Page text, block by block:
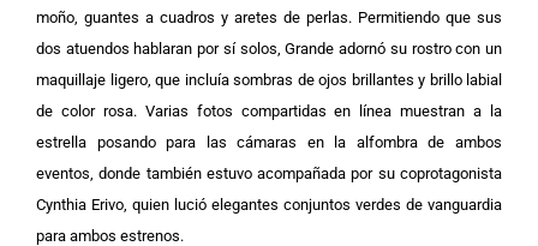
moño, guantes a cuadros y aretes de perlas. Permitiendo que sus
dos atuendos hablaran por sí solos, Grande adornó su rostro con un
maquillaje ligero, que incluía sombras de ojos brillantes y brillo labial
de color rosa. Varias fotos compartidas en línea muestran a la
estrella posando para las cámaras en la alfombra de ambos
eventos, donde también estuvo acompañada por su coprotagonista
Cynthia Erivo, quien lució elegantes conjuntos verdes de vanguardia
para ambos estrenos.